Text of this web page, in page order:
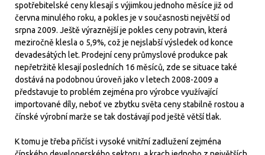
spotřebitelské ceny klesají s výjimkou jednoho měsíce již od
června minulého roku, a pokles je v současnosti největší od
srpna 2009. Ještě výraznější je pokles ceny potravin, která
meziročně klesla o 5,9%, což je nejslabší výsledek od konce
devadesátých let. Prodejní ceny průmyslové produkce pak
nepřetržitě klesají posledních 16 měsíců, zde se situace také
dostává na podobnou úroveň jako v letech 2008-2009 a
představuje to problém zejména pro výrobce využívající
importované díly, neboť ve zbytku světa ceny stabilně rostou a
čínské výrobní marže se tak dostávají pod ještě větší tlak.
K tomu je třeba přičíst i vysoké vnitřní zadlužení zejména